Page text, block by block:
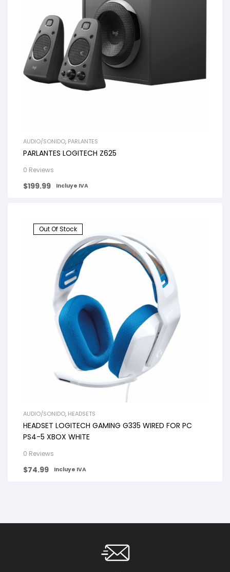
AUDIO/SONIDO, PARLANTES
PARLANTES LOGITECH Z625
0 Reviews
$199.99 Incluye IVA
Out Of Stock
AUDIO/SONIDO, HEADSETS
HEADSET LOGITECH GAMING G335 WIRED FOR PC
PS4-5 XBOX WHITE
0 Reviews
$74.99 Incluye IVA